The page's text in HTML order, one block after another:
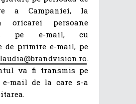
a Campaniei, la
oricarei persoane
pe e-mail, cu
de primire e-mail, pe
.
va fi transmis pe
e-mail de la care s-a